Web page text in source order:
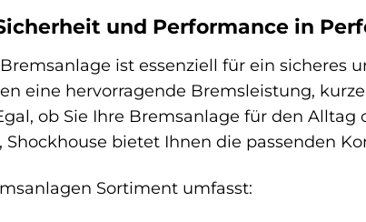
und Performance in
ist essenziell für ein sicheres
eine hervorragende Bremsleistung,
ob Sie Ihre Bremsanlage für den Alltag
bietet Ihnen die passenden
Sortiment umfasst: